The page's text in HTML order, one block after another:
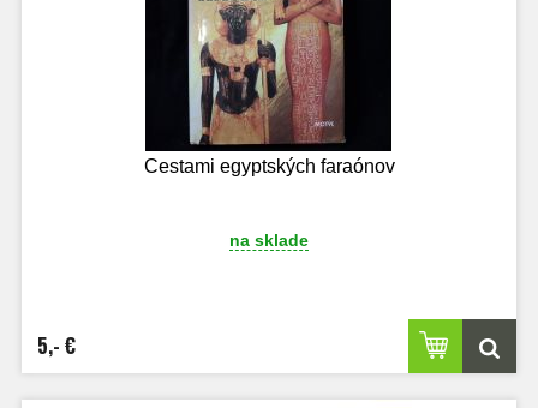
Cestami egyptských faraónov
na sklade
5,- €